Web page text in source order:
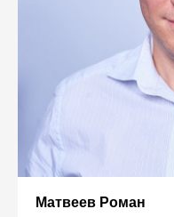
Матвеев Роман